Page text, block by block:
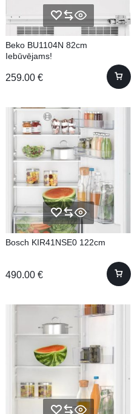
Beko BU1104N 82cm
Iebūvējams!
259.00 €
Bosch KIR41NSE0 122cm
490.00 €